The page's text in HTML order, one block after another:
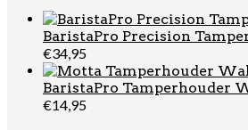
BaristaPro Precision
€34,95
BaristaPro Tamperhouder
€14,95